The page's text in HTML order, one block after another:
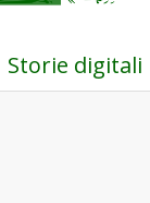
Storie digitali